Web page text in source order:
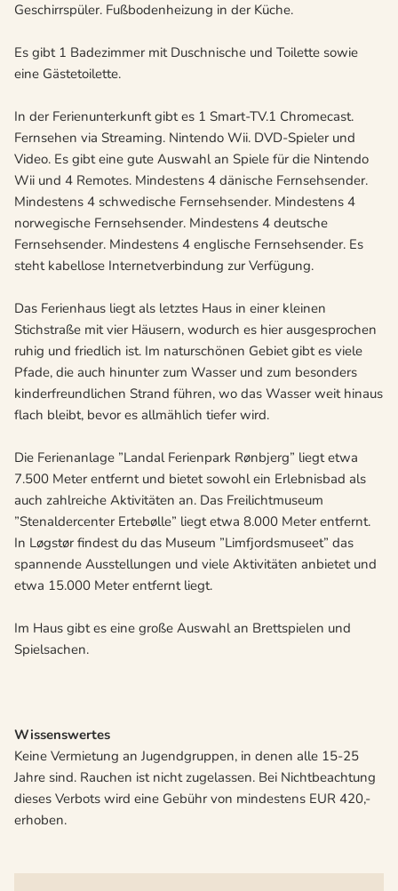
Geschirrspüler. Fußbodenheizung in der Küche.
Es gibt 1 Badezimmer mit Duschnische und Toilette sowie
eine Gästetoilette.
In der Ferienunterkunft gibt es 1 Smart-TV.1 Chromecast.
Fernsehen via Streaming. Nintendo Wii. DVD-Spieler und
Video. Es gibt eine gute Auswahl an Spiele für die Nintendo
Wii und 4 Remotes. Mindestens 4 dänische Fernsehsender.
Mindestens 4 schwedische Fernsehsender. Mindestens 4
norwegische Fernsehsender. Mindestens 4 deutsche
Fernsehsender. Mindestens 4 englische Fernsehsender. Es
steht kabellose Internetverbindung zur Verfügung.
Das Ferienhaus liegt als letztes Haus in einer kleinen
Stichstraße mit vier Häusern, wodurch es hier ausgesprochen
ruhig und friedlich ist. Im naturschönen Gebiet gibt es viele
Pfade, die auch hinunter zum Wasser und zum besonders
kinderfreundlichen Strand führen, wo das Wasser weit hinaus
flach bleibt, bevor es allmählich tiefer wird.
Die Ferienanlage ”Landal Ferienpark Rønbjerg” liegt etwa
7.500 Meter entfernt und bietet sowohl ein Erlebnisbad als
auch zahlreiche Aktivitäten an. Das Freilichtmuseum
”Stenaldercenter Ertebølle” liegt etwa 8.000 Meter entfernt.
In Løgstør findest du das Museum ”Limfjordsmuseet” das
spannende Ausstellungen und viele Aktivitäten anbietet und
etwa 15.000 Meter entfernt liegt.
Im Haus gibt es eine große Auswahl an Brettspielen und
Spielsachen.
Wissenswertes
Keine Vermietung an Jugendgruppen, in denen alle 15-25
Jahre sind. Rauchen ist nicht zugelassen. Bei Nichtbeachtung
dieses Verbots wird eine Gebühr von mindestens EUR 420,-
erhoben.